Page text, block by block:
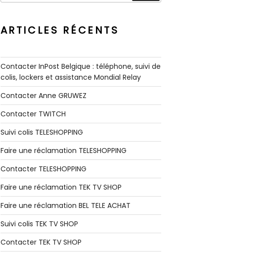
:
ARTICLES RÉCENTS
Contacter InPost Belgique : téléphone, suivi de
colis, lockers et assistance Mondial Relay
Contacter Anne GRUWEZ
Contacter TWITCH
Suivi colis TELESHOPPING
Faire une réclamation TELESHOPPING
Contacter TELESHOPPING
Faire une réclamation TEK TV SHOP
Faire une réclamation BEL TELE ACHAT
Suivi colis TEK TV SHOP
Contacter TEK TV SHOP